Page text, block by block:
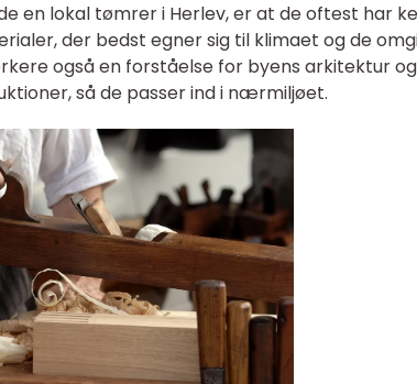
en lokal tømrer i Herlev, er at de oftest har
der bedst egner sig til klimaet og de
også en forståelse for byens arkitektur
så de passer ind i nærmiljøet.